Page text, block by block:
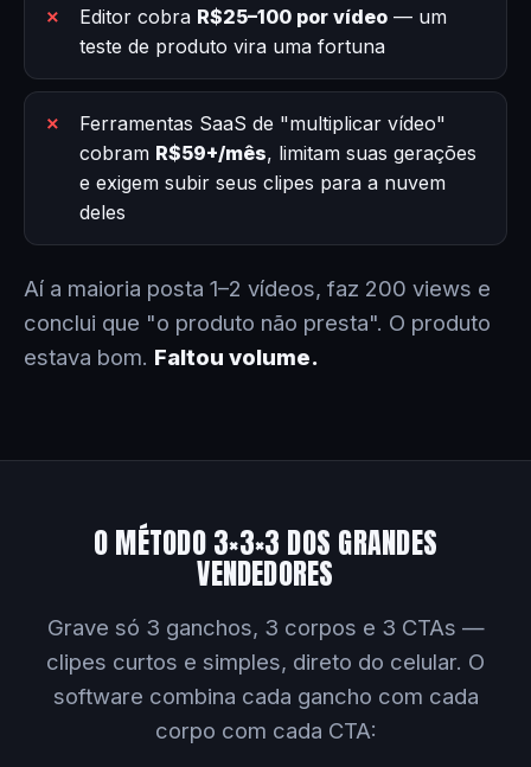
Editor cobra R$25–100 por vídeo — um
teste de produto vira uma fortuna
Ferramentas SaaS de "multiplicar vídeo"
cobram R$59+/mês, limitam suas gerações
e exigem subir seus clipes para a nuvem
deles
Aí a maioria posta 1–2 vídeos, faz 200 views e
conclui que "o produto não presta". O produto
estava bom. Faltou volume.
O MÉTODO 3×3×3 DOS GRANDES
VENDEDORES
Grave só 3 ganchos, 3 corpos e 3 CTAs —
clipes curtos e simples, direto do celular. O
software combina cada gancho com cada
corpo com cada CTA: